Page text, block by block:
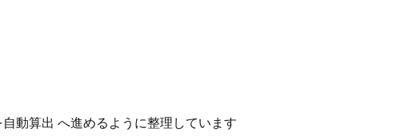
動算出 へ進めるように整理しています